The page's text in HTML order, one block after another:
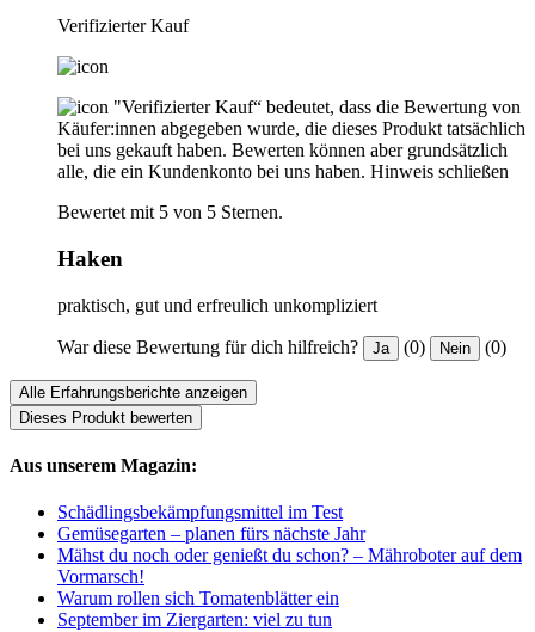
Verifizierter Kauf
"Verifizierter Kauf“ bedeutet, dass die Bewertung von
Käufer:innen abgegeben wurde, die dieses Produkt tatsächlich
bei uns gekauft haben. Bewerten können aber grundsätzlich
alle, die ein Kundenkonto bei uns haben. Hinweis schließen
Bewertet mit 5 von 5 Sternen.
Haken
praktisch, gut und erfreulich unkompliziert
War diese Bewertung für dich hilfreich? Ja (0) Nein (0)
Alle Erfahrungsberichte anzeigen
Dieses Produkt bewerten
Aus unserem Magazin:
Schädlingsbekämpfungsmittel im Test
Gemüsegarten – planen fürs nächste Jahr
Mähst du noch oder genießt du schon? – Mähroboter auf dem
Vormarsch!
Warum rollen sich Tomatenblätter ein
September im Ziergarten: viel zu tun